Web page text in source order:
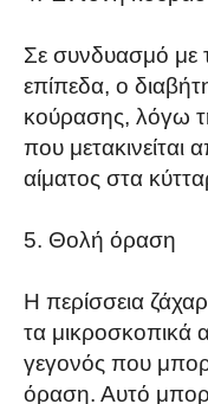
Σε συνδυασμό με
επίπεδα, ο
κούρασης, λόγω
που μετακινείται
αίματος στα
5. Θολή όραση
Η περίσσεια
τα μικροσκοπικά
γεγονός που
όραση. Αυτό